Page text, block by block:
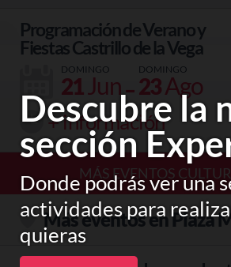
Descubre la
sección
Donde podrás ver una
actividades para
quieras
Programación de Verano y
Fiestas Castrillo de la Vega
DOMINGO
21Jun- DOMINGO
23Ago
+ información
MÁS EVENTOS
Más eventos en Plaza